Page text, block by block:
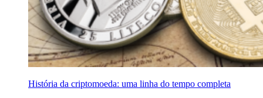
História da criptomoeda: uma linha do tempo completa